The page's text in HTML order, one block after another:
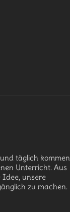
täglich kommen
Unterricht. Aus
Idee, unsere
zu machen.